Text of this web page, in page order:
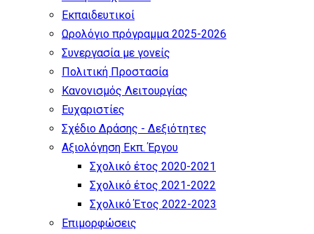
Εκπαιδευτικοί
Ωρολόγιο πρόγραμμα 2025-2026
Συνεργασία με γονείς
Πολιτική Προστασία
Κανονισμός Λειτουργίας
Ευχαριστίες
Σχέδιο Δράσης - Δεξιότητες
Αξιολόγηση Εκπ. Έργου
Σχολικό έτος 2020-2021
Σχολικό έτος 2021-2022
Σχολικό Έτος 2022-2023
Επιμορφώσεις